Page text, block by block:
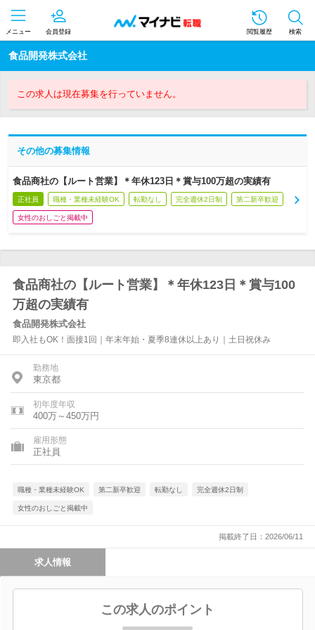
メニュー 会員登録 閲覧履歴 検索
食品開発株式会社
この求人は現在募集を行っていません。
その他の募集情報
食品商社の【ルート営業】＊年休123日＊賞与100万超の実績有
正社員 職種・業種未経験OK 転勤なし 完全週休2日制 第二新卒歓迎
女性のおしごと掲載中
食品商社の【ルート営業】＊年休123日＊賞与100
万超の実績有
食品開発株式会社
即入社もOK！面接1回｜年末年始・夏季8連休以上あり｜土日祝休み
勤務地
東京都
初年度年収
400万～450万円
雇用形態
正社員
職種・業種未経験OK 第二新卒歓迎 転勤なし 完全週休2日制
女性のおしごと掲載中
掲載終了日：2026/06/11
求人情報
この求人のポイント